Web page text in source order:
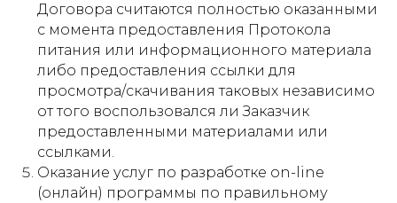
Договора считаются полностью оказанными
с момента предоставления Протокола
питания или информационного материала
либо предоставления ссылки для
просмотра/скачивания таковых независимо
от того воспользовался ли Заказчик
предоставленными материалами или
ссылками.
Оказание услуг по разработке on-line
(онлайн) программы по правильному